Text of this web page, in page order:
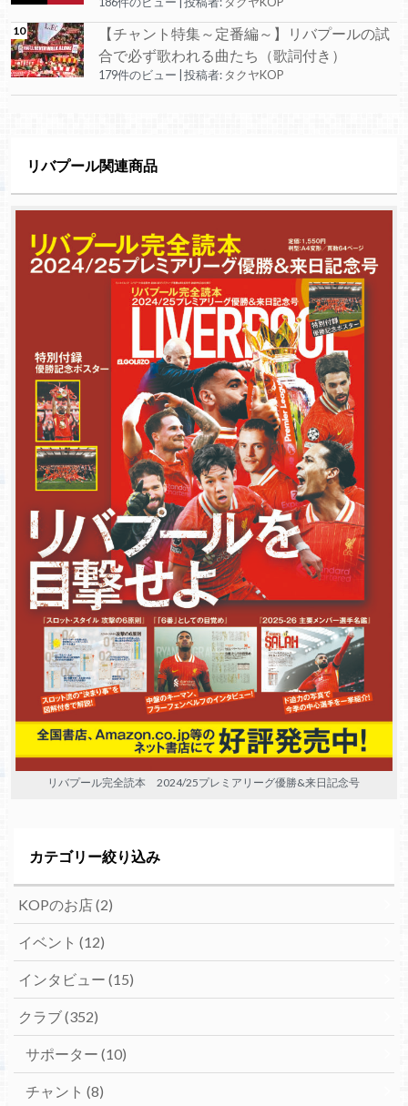
【チャント特集～定番編～】リバプールの試
合で必ず歌われる曲たち（歌詞付き）
179件のビュー 投稿者: タクヤKOP
リバプール関連商品
リバプール完全読本 2024/25プレミアリーグ優勝&来日記念号
カテゴリー絞り込み
KOPのお店(2)
イベント (12)
インタビュー (15)
クラブ(352)
サポーター (10)
チャント (8)